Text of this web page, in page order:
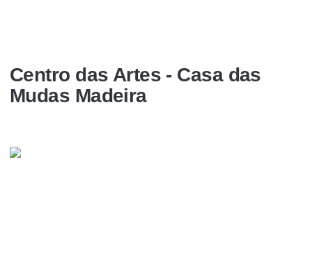
Centro das Artes - Casa das
Mudas Madeira